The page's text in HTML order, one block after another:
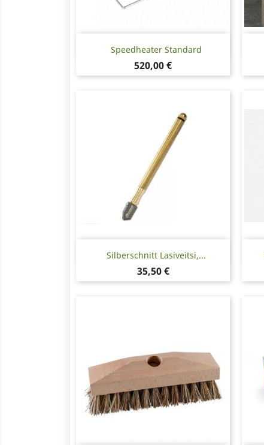
Speedheater Standard
Hinta
520,00 €
Pikakatselu
Silberschnitt Lasiveitsi,...
Hinta
35,50 €
Pikakatselu